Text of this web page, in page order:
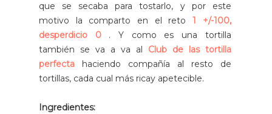
que se secaba para tostarlo, y por este
motivo la comparto en el reto1 +/-100,
desperdicio 0.Y como es una tortilla
también se va a va al Club de las tortilla
perfecta haciendo compañía al resto de
tortillas, cada cual más ricay apetecible.
Ingredientes: